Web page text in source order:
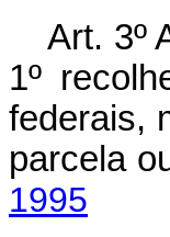
Art. 3º
1º
federais,
1995